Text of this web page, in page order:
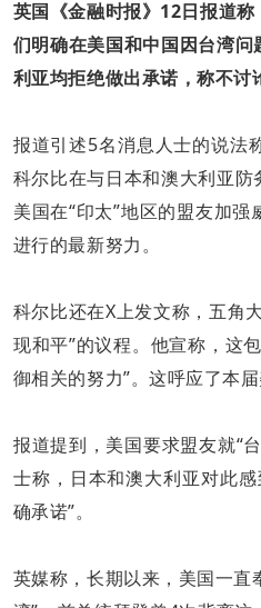
英国《金融时报》12日报道
们明确在美国和中国因台湾
利亚均拒绝做出承诺，称不讨
报道引述5名消息人士的说法
科尔比在与日本和澳大利亚
美国在“印太”地区的盟友加
进行的最新努力。
科尔比还在X上发文称，五角
现和平”的议程。他宣称，这
御相关的努力”。这呼应了本
报道提到，美国要求盟友就“
士称， 日本和澳大利亚对此
确承诺”。
英媒称，长期以来，美国一直